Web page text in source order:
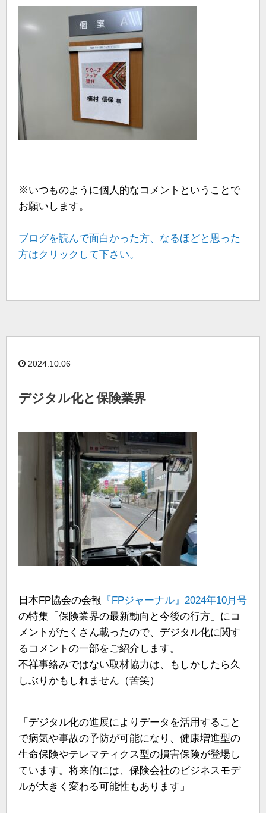
※いつものように個人的なコメントということで
お願いします。
ブログを読んで面白かった方、なるほどと思った
方はクリックして下さい。
2024.10.06
デジタル化と保険業界
日本FP協会の会報
『FPジャーナル』2024年10月号
の特集「保険業界の最新動向と今後の行方」にコ
メントがたくさん載ったので、デジタル化に関す
るコメントの一部をご紹介します。
不祥事絡みではない取材協力は、もしかしたら久
しぶりかもしれません（苦笑）
「デジタル化の進展によりデータを活用すること
で病気や事故の予防が可能になり、健康増進型の
生命保険やテレマティクス型の損害保険が登場し
ています。将来的には、保険会社のビジネスモデ
ルが大きく変わる可能性もあります」